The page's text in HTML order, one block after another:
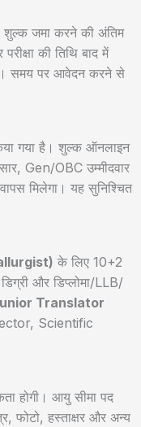
शुल्क जमा करने की अंतिम
की तिथि बाद में
समय पर आवेदन करने से
गया है। शुल्क ऑनलाइन
Gen/OBC उम्मीदवार
मिलेगा। यह सुनिश्चित
के लिए 10+2
और डिप्लोमा/LLB/
Translator
Scientific
होगी। आयु सीमा पद
फोटो, हस्ताक्षर और अन्य